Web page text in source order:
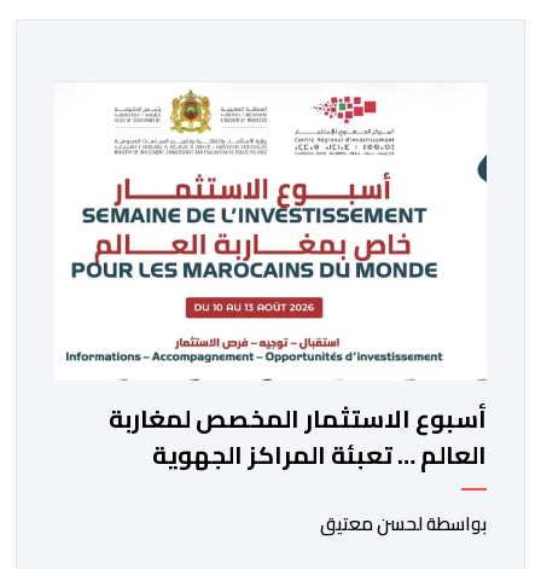
أسبوع الاستثمار المخصص لمغاربة
العالم … تعبئة المراكز الجهوية
للاستثمار لمواكبة مشاريع مغاربة
العالم
بواسطة لحسن معتيق